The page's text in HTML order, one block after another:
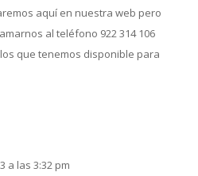
aquí en nuestra web pero
al teléfono 922 314 106
que tenemos disponible para
a las 3:32 pm